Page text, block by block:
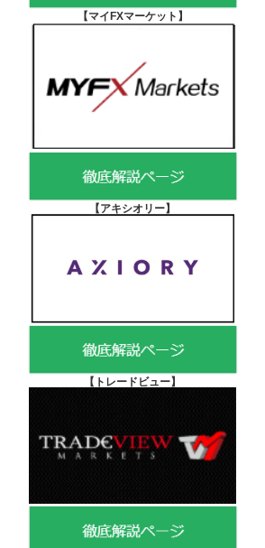
【マイFXマーケット 】
【アキシオリー】
【 トレードビュー】